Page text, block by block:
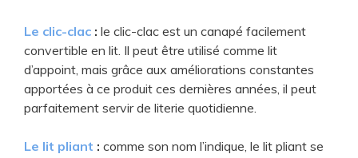
Le clic-clac : le clic-clac est un canapé facilement
convertible en lit. Il peut être utilisé comme lit
d’appoint, mais grâce aux améliorations constantes
apportées à ce produit ces dernières années, il peut
parfaitement servir de literie quotidienne.
Le lit pliant : comme son nom l’indique, le lit pliant se